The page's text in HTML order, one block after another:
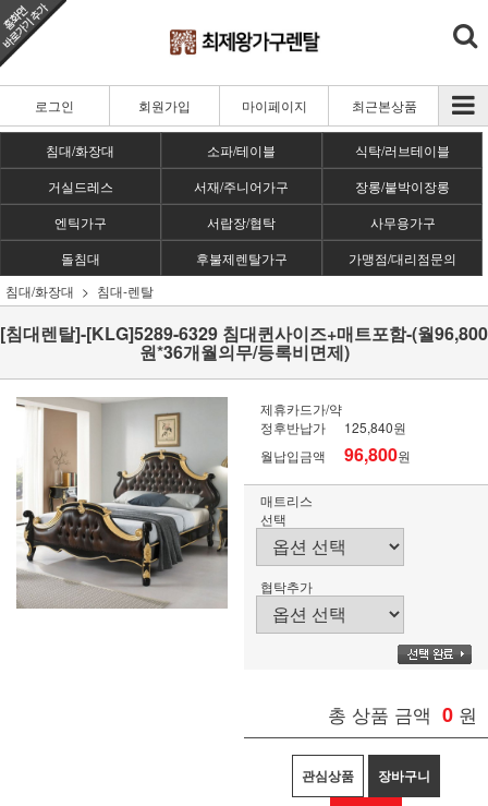
로그인 회원가입 마이페이지 최근본상품
침대/화장대 소파/테이블
식탁/러브테이블
거실드레스
서재/주니어가구
장롱/붙박이장롱
엔틱가구
서랍장/협탁
사무용가구
돌침대
후불제렌탈가구
가맹점/대리점문의
침대/화장대
침대-렌탈
[침대렌탈]-[KLG]5289-6329 침대퀸사이즈+매트포함-(월96,800
원*36개월의무/등록비면제)
제휴카드가/약
정후반납가
125,840원
월납입금액
96,800원
매트리스
선택
협탁추가
총 상품 금액 0 원
관심상품 장바구니